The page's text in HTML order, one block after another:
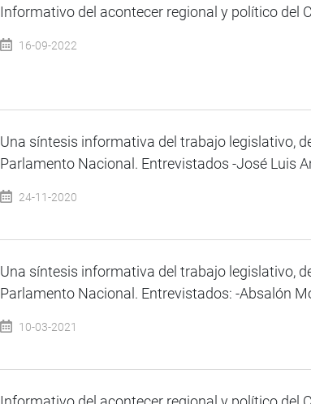
Informativo del acontecer regional y político del
16-09-2022
Una síntesis informativa del trabajo legislativo,
Parlamento Nacional. Entrevistados -José Luis
24-11-2020
Una síntesis informativa del trabajo legislativo,
Parlamento Nacional. Entrevistados: -Absalón
10-03-2021